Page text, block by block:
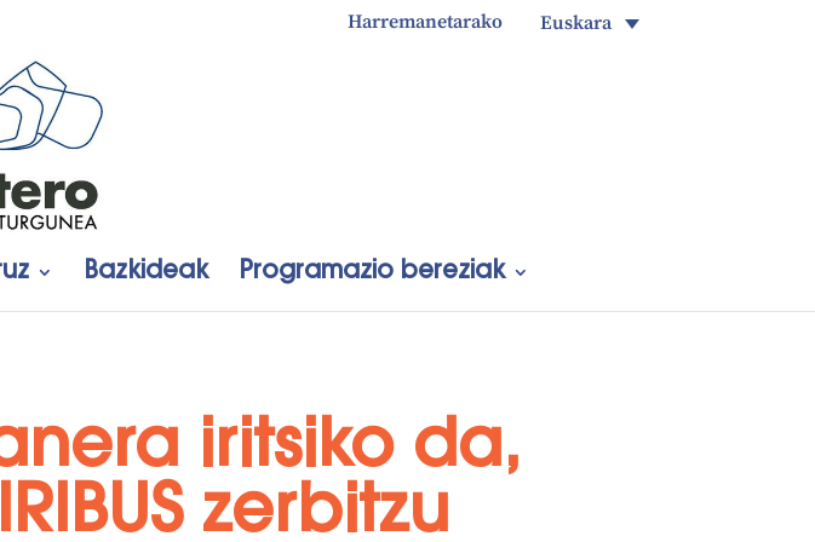
Euskara
Harremanetarako
Bazkideak Programazio bereziak
iritsiko da,
zerbitzu